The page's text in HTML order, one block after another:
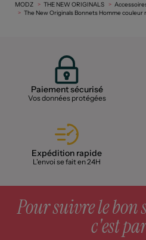
MODZ THE NEW ORIGINALS
The New Originals Bonnets Homme couleur
Paiement sécurisé
Vos données protégées
Expédition rapide
L'envoi se fait en 24H
Pour suivre le bon
c'est